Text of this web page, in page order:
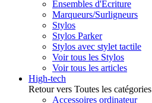
Ensembles d'Écriture
Marqueurs/Surligneurs
Stylos
Stylos Parker
Stylos avec stylet tactile
Voir tous les Stylos
Voir tous les articles
High-tech
Retour vers Toutes les catégories
Accessoires ordinateur